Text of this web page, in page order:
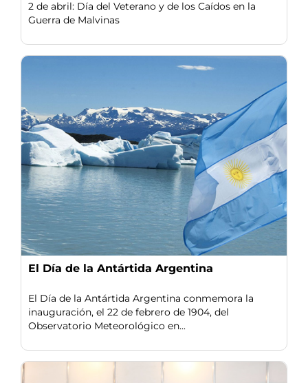
2 de abril: Día del Veterano y de los Caídos en la
Guerra de Malvinas
El Día de la Antártida Argentina
El Día de la Antártida Argentina conmemora la
inauguración, el 22 de febrero de 1904, del
Observatorio Meteorológico en...